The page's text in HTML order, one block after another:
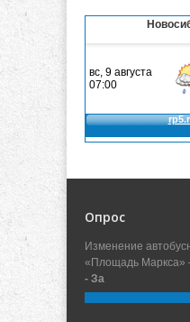
Опрос
Изменение
«Площадь Маркса»
- За